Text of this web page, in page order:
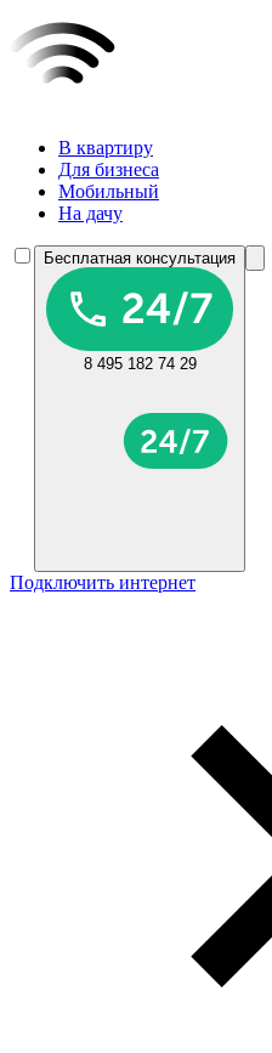
В квартиру
Для бизнеса
Мобильный
На дачу
Бесплатная консультация
8 495 182 74 29
Подключить интернет